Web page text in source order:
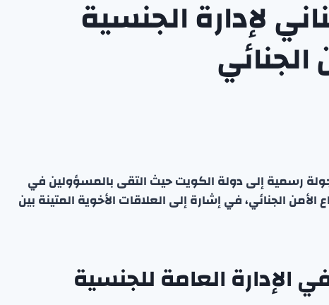
لإدارة الجنسية
جولة رسمية إلى دولة الكويت حيث التقى بالمسؤولين في
الجنائي، في إشارة إلى العلاقات الأخوية المتينة بين
الإدارة العامة للجنسية